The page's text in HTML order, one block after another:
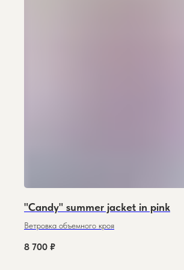
"Candy" summer jacket in pink
Ветровка объемного кроя
8 700 ₽